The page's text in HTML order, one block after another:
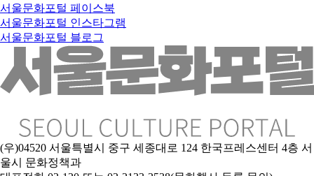
서울문화포털 페이스북
서울문화포털 인스타그램
서울문화포털 블로그
(우)04520 서울특별시 중구 세종대로 124 한국프레스센터 4층 서
울시 문화정책과